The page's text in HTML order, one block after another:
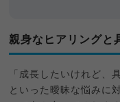
親身なヒアリングと
「成長したいけれど、
といった曖昧な悩みに